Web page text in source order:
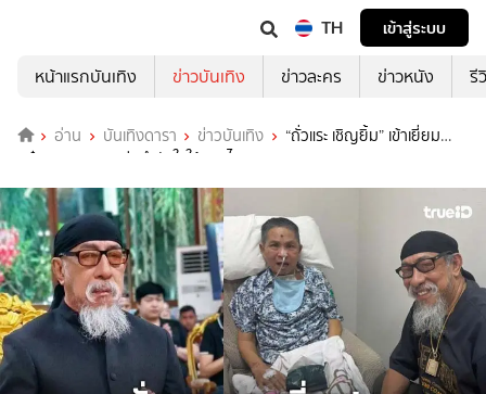
TH
เข้าสู่ระบบ
หน้าแรกบันเทิง
ข่าวบันเทิง ข่าวละคร ข่าวหนัง รี
อ่าน บันเทิงดารา ข่าวบันเทิง
“ถั่วแระ เชิญยิ้ม” เข้าเยี่ยม
“เด๋อ ดอกสะเดา” ส่งกำลังใจให้หายไวๆ